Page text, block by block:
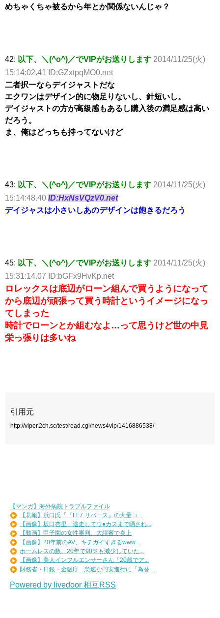
めちゃくちゃ被るから年とか関係ないんじゃ？
42: 以下、＼(^o^)／でVIPがお送りします 2014/11/25(火)
15:14:02.41 ID:GZxtpqMO0.net
二者択一ならデイジャストだな
エクワンはデザイン的に物足りないし、針短いし。
デイジャストの方が高級感もあるし購入後の満足感は高い
だろう。
ま、俺はどっちも持ってないけど
43: 以下、＼(^o^)／でVIPがお送りします 2014/11/25(火)
15:14:48.40 ID:HxNsVQzV0.net
デイジャスは小さいしあのデザインは飽きるだろう
45: 以下、＼(^o^)／でVIPがお送りします 2014/11/25(火)
15:31:14.07 ID:bGFx9HvKp.net
ロレックスは底辺がローン組んで買うようになって
から底辺が頑張って買う時計というイメージになっ
てしまった
時計でローンとか組むなよ…って思うけど世の中見
栄っ張りは多いね
引用元
http://viper.2ch.sc/test/read.cgi/news4vip/1416886538/
【マンガ】海外病院トラブルファイル
【悲報】浜口氏「『FF7 リバース』の大量コ...
【画像】坂口杏里、逃走してウ●カスまで晒され...
【動画】甲子園の女性審判、大誤審で炎上
【画像】20年前のAV、キチガイすぎるwww...
ホームレスの数、20年で90％も減少していた...
【画像】美人インフルエンサーさん「20歳でア...
財務省・日銀・金融庁 急速な円安進行に「為替...
Powered by livedoor 相互RSS